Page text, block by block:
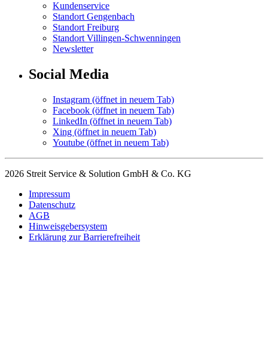
Kundenservice
Standort Gengenbach
Standort Freiburg
Standort Villingen-Schwenningen
Newsletter
Social Media
Instagram (öffnet in neuem Tab)
Facebook (öffnet in neuem Tab)
LinkedIn (öffnet in neuem Tab)
Xing (öffnet in neuem Tab)
Youtube (öffnet in neuem Tab)
2026 Streit Service & Solution GmbH & Co. KG
Impressum
Datenschutz
AGB
Hinweisgebersystem
Erklärung zur Barrierefreiheit